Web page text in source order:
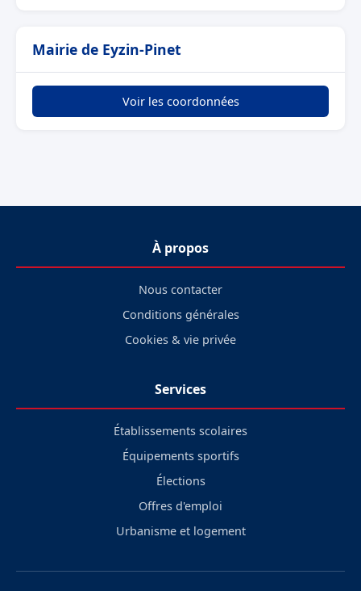
Mairie de Eyzin-Pinet
Voir les coordonnées
À propos
Nous contacter
Conditions générales
Cookies & vie privée
Services
Établissements scolaires
Équipements sportifs
Élections
Offres d'emploi
Urbanisme et logement